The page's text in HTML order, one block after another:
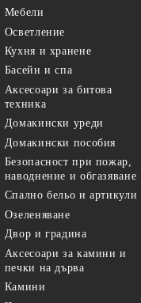
Мебели
Осветление
Кухня и хранене
Басейн и спа
Аксесоари за битова
техника
Домакински уреди
Домакински пособия
Безопасност при пожар,
наводнение и обгазяване
Спално бельо и артикули
Озеленяване
Двор и градина
Аксесоари за камини и
печки на дърва
Камини